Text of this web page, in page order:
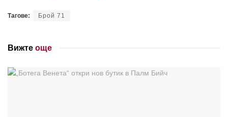
Тагове: Брой 71
Вижте още